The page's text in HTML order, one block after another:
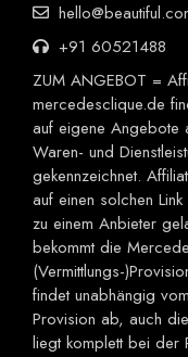
+91 60521488
ZUM ANGEBOT =
mercedesclique.de
auf eigene Angebote
Waren- und
gekennzeichnet.
auf einen solchen
zu einem Anbieter
bekommt die
(Vermittlungs-
findet unabhängig
Provision ab, auch
liegt komplett bei der